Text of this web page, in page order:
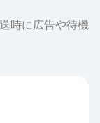
時に広告や待機